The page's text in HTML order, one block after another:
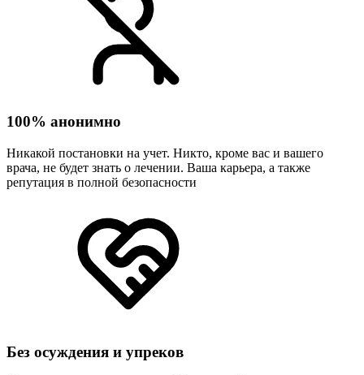
100% анонимно
Никакой постановки на учет. Никто, кроме вас и вашего
врача, не будет знать о лечении. Ваша карьера, а также
репутация в полной безопасности
Без осуждения и упреков